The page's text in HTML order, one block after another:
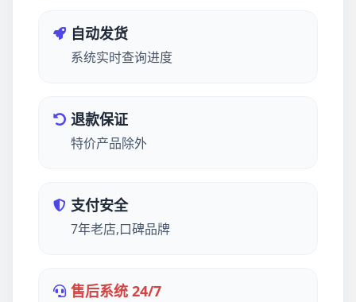
自动发货
系统实时查询进度
退款保证
特价产品除外
支付安全
7年老店,口碑品牌
售后系统 24/7